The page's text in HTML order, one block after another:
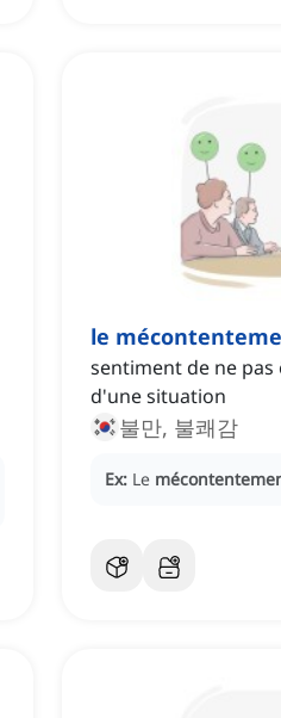
le
sentiment de ne
d'une situation
불만, 불쾌감
Ex: Le